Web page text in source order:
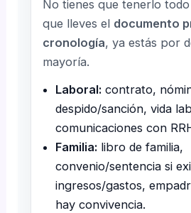
No tienes que tenerlo
que lleves el documento
cronología, ya estás por
mayoría.
Laboral: contrato,
despido/sanción, vida
comunicaciones con
Familia: libro de familia,
convenio/sentencia si
ingresos/gastos,
hay convivencia.